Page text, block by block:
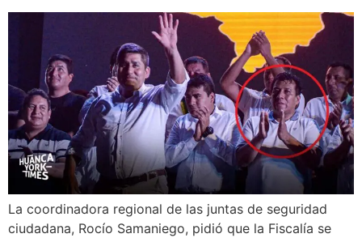
La coordinadora regional de las juntas de seguridad
ciudadana, Rocío Samaniego, pidió que la Fiscalía se